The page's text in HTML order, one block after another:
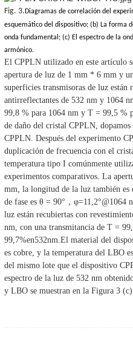
Fig. 3. Diagramas de correlación del
esquemático del dispositivo; (b) La forma
onda fundamental; (c) El espectro de la
armónico.
El CPPLN utilizado en este artículo
apertura de luz de 1 mm * 6 mm y
superficies transmisoras de luz están
antirreflectantes de 532 nm y 1064
99,8 % para 1064 nm y T = 99,5 %
de daño del cristal CPPLN,
CPPLN. Después del experimento
duplicación de frecuencia con el
temperatura tipo I comúnmente
experimentos comparativos. La
mm, la longitud de la luz también
de fase es θ = 90° ， φ=11,2°@1064
luz están recubiertas con
nm, con una transmitancia de T =
99,7%en532nm.El material del
es cobre, y la temperatura del LBO
del mismo lote que el dispositivo
espectro de la luz de 532 nm
y LBO se muestran en la Figura 3